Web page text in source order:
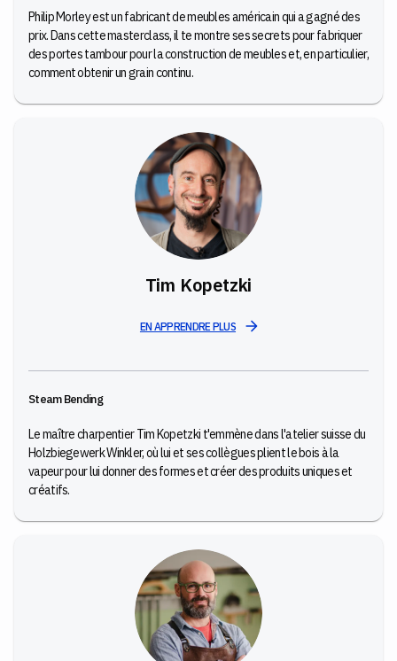
Philip Morley est un fabricant de meubles américain qui a gagné des
prix. Dans cette masterclass, il te montre ses secrets pour fabriquer
des portes tambour pour la construction de meubles et, en particulier,
comment obtenir un grain continu.
Tim Kopetzki
EN APPRENDRE PLUS
Steam Bending
Le maître charpentier Tim Kopetzki t'emmène dans l'atelier suisse du
Holzbiegewerk Winkler, où lui et ses collègues plient le bois à la
vapeur pour lui donner des formes et créer des produits uniques et
créatifs.